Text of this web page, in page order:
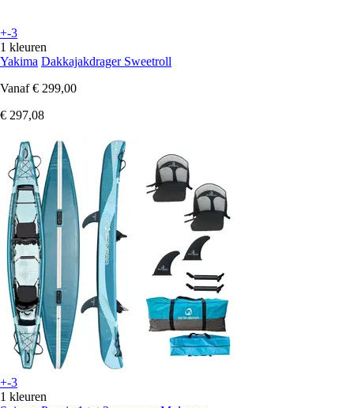
+-3
1 kleuren
Yakima Dakkajakdrager Sweetroll
Vanaf € 299,00
€ 297,08
+-3
1 kleuren